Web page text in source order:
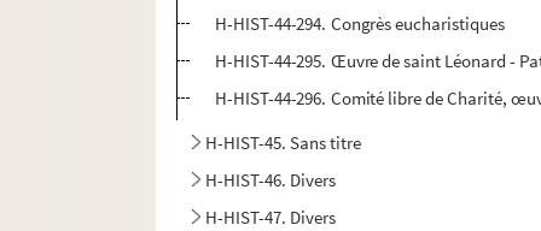
H-HIST-44-294. Congrès eucharistiques
H-HIST-44-295. Œuvre de saint Léonard -
H-HIST-44-296. Comité libre de Charité,
H-HIST-45. Sans titre
H-HIST-46. Divers
H-HIST-47. Divers